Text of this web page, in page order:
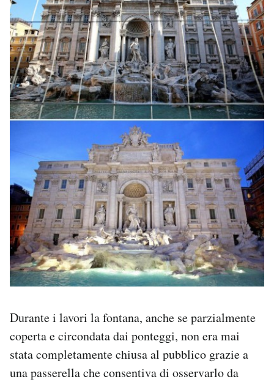
Durante i lavori la fontana, anche se parzialmente
coperta e circondata dai ponteggi, non era mai
stata completamente chiusa al pubblico grazie a
una passerella che consentiva di osservarlo da